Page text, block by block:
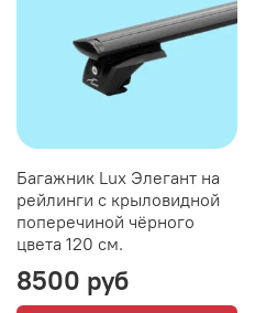
Багажник Lux Элегант на
рейлинги с крыловидной
поперечиной чёрного
цвета 120 см.
8500 руб